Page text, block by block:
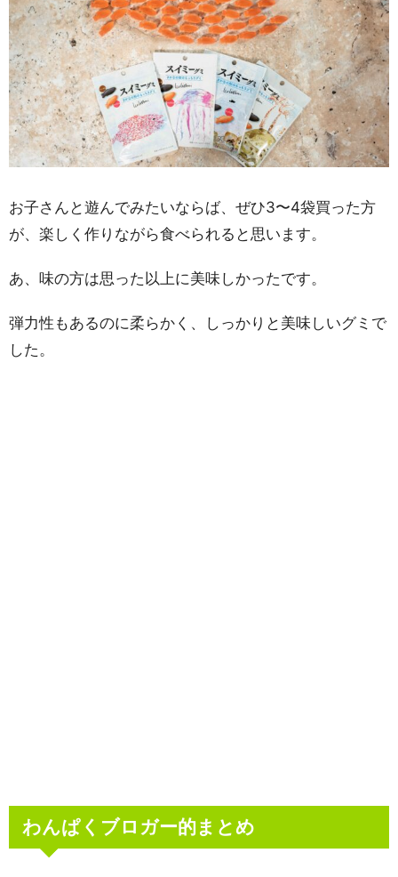
お子さんと遊んでみたいならば、ぜひ3〜4袋買った方
が、楽しく作りながら食べられると思います。
あ、味の方は思った以上に美味しかったです。
弾力性もあるのに柔らかく、しっかりと美味しいグミで
した。
わんぱくブロガー的まとめ